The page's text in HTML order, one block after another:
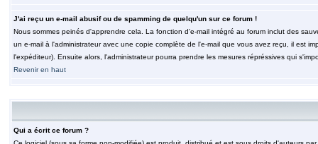
J'ai reçu un e-mail abusif ou de spamming de quelqu'un sur ce forum !
Nous sommes peinés d'apprendre cela. La fonction d'e-mail intégré au forum inclut des
un e-mail à l'administrateur avec une copie complète de l'e-mail que vous avez reçu, il est
l'expéditeur). Ensuite alors, l'administrateur pourra prendre les mesures répréssives qui
Revenir en haut
Qui a écrit ce forum ?